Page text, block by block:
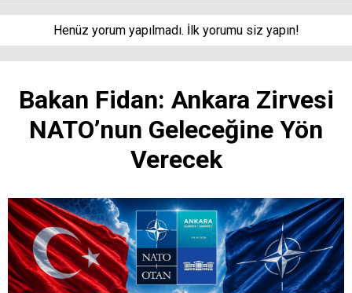
Henüz yorum yapılmadı. İlk yorumu siz yapın!
Bakan Fidan: Ankara Zirvesi
NATO’nun Geleceğine Yön
Verecek